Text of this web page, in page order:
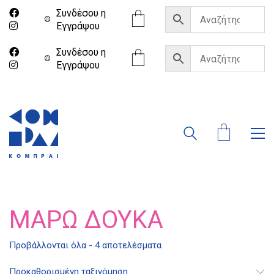
Συνδέσου η
Eγγράψου
Συνδέσου η
Eγγράψου
ΜΆΡΩ ΔΟΎΚΑ
Προβάλλονται όλα - 4 αποτελέσματα
Προκαθορισμένη ταξινόμηση